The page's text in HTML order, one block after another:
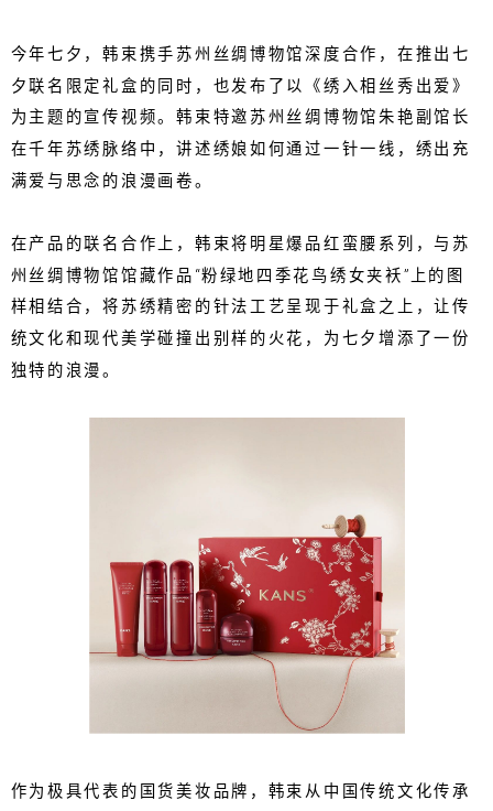
今年七夕，韩束携手苏州丝绸博物馆深度合作，在推出七
夕联名限定礼盒的同时，也发布了以《绣入相丝秀出爱》
为主题的宣传视频。韩束特邀苏州丝绸博物馆朱艳副馆长
在千年苏绣脉络中，讲述绣娘如何通过一针一线，绣出充
满爱与思念的浪漫画卷。
在产品的联名合作上，韩束将明星爆品红蛮腰系列，与苏
州丝绸博物馆馆藏作品“粉绿地四季花鸟绣女夹袄”上的图
样相结合，将苏绣精密的针法工艺呈现于礼盒之上，让传
统文化和现代美学碰撞出别样的火花，为七夕增添了一份
独特的浪漫。
作为极具代表的国货美妆品牌，韩束从中国传统文化传承